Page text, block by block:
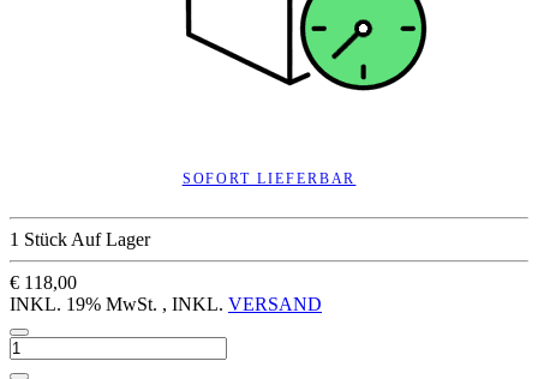
SOFORT LIEFERBAR
1 Stück Auf Lager
€ 118,00
INKL. 19% MwSt. , INKL. VERSAND